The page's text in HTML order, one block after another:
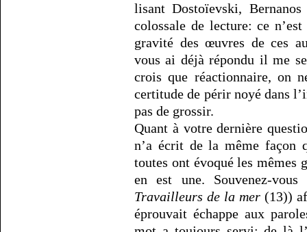
lisant Dostoïevski,
colossale de lecture: ce
gravité des œuvres de ces
vous ai déjà répondu il me
crois que réactionnaire, on
certitude de périr noyé dans
pas de grossir.
Quant à votre dernière
n’a écrit de la même façon
toutes ont évoqué les mêmes
en est une. Souvenez-
Travailleurs de la mer(13))
éprouvait échappe aux